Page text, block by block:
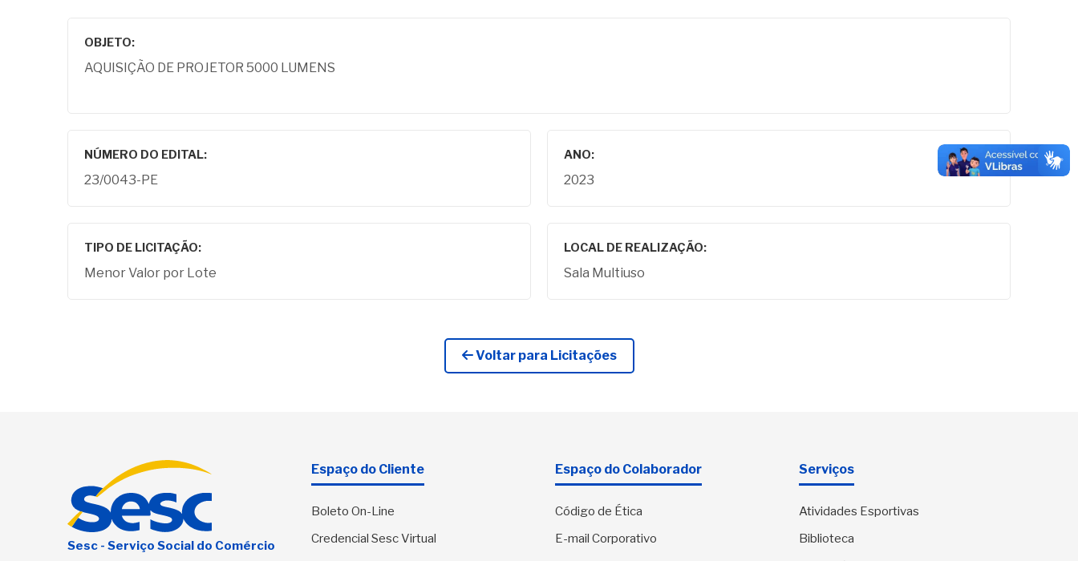
OBJETO:
AQUISIÇÃO DE PROJETOR 5000 LUMENS
NÚMERO DO EDITAL:
23/0043-PE
ANO:
2023
TIPO DE LICITAÇÃO:
Menor Valor por Lote
LOCAL DE REALIZAÇÃO:
Sala Multiuso
Voltar para Licitações
Sesc - Serviço Social do Comércio
Espaço do Cliente
Boleto On-Line
Credencial Sesc Virtual
Espaço do Colaborador
Código de Ética
E-mail Corporativo
Serviços
Atividades Esportivas
Biblioteca